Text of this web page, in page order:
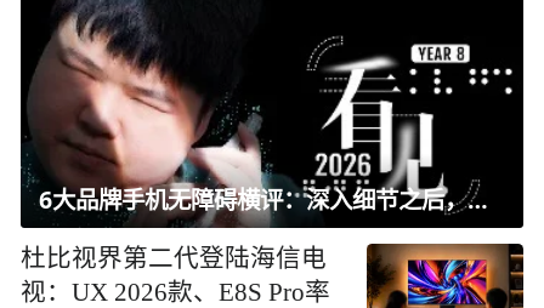
6大品牌手机无障碍横评：深入细节之后，似乎只有苹果能挺住？｜ 看见2026
杜比视界第二代登陆海信电
视：UX 2026款、E8S Pro率